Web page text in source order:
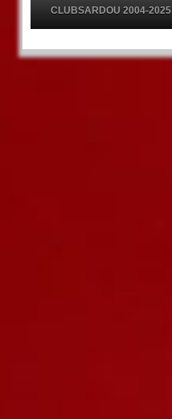
CLUBSARDOU 2004-2025